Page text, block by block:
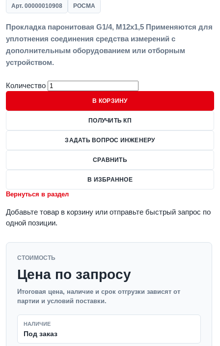
Арт. 00000010908 РОСМА
Прокладка паронитовая G1/4, M12x1,5 Применяются для
уплотнения соединения средства измерений с
дополнительным оборудованием или отборным
устройством.
Количество
В КОРЗИНУ
ПОЛУЧИТЬ КП
ЗАДАТЬ ВОПРОС ИНЖЕНЕРУ
СРАВНИТЬ
В ИЗБРАННОЕ
Вернуться в раздел
Добавьте товар в корзину или отправьте быстрый запрос по
одной позиции.
СТОИМОСТЬ
Цена по запросу
Итоговая цена, наличие и срок отгрузки зависят от
партии и условий поставки.
НАЛИЧИЕ
Под заказ